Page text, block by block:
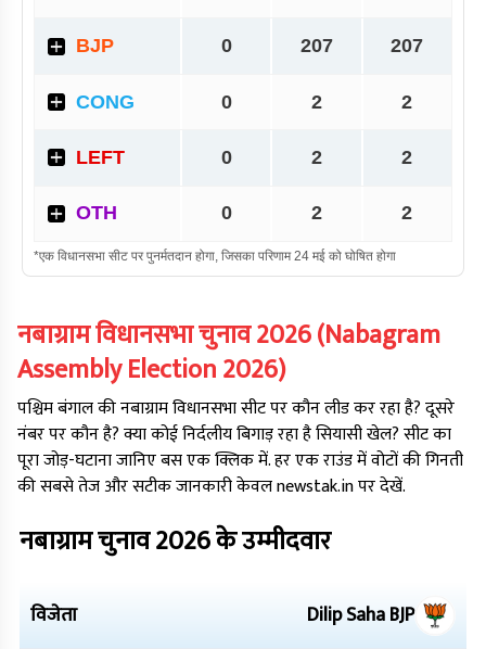
नबाग्रामविधानसभा चुनाव2026(Nabagram
Assembly Election2026)
पश्चिम बंगालकीनबाग्रामविधानसभा सीट पर कौन लीड कर रहा है? दूसरे
नंबर पर कौन है? क्या कोई निर्दलीय बिगाड़ रहा है सियासी खेल? सीट का
पूरा जोड़-घटाना जानिए बस एक क्लिक में. हर एक राउंड में वोटों की गिनती
की सबसे तेज और सटीक जानकारी केवल newstak.in पर देखें.
नबाग्रामचुनाव2026के उम्मीदवार
विजेता Dilip SahaBJP